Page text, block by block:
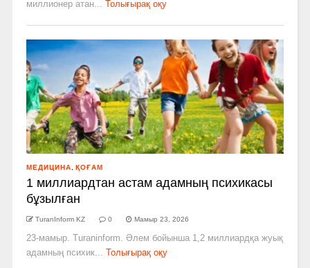
миллионер атан...
Толығырақ оқу
МЕДИЦИНА ҚОҒАМ
1 миллиардтан астам адамның психикасы
бұзылған
TuranInform KZ 0 Мамыр 23, 2026
23-мамыр. Turaninform. Әлем бойынша 1,2 миллиардқа жуық
адамның психик...
Толығырақ оқу